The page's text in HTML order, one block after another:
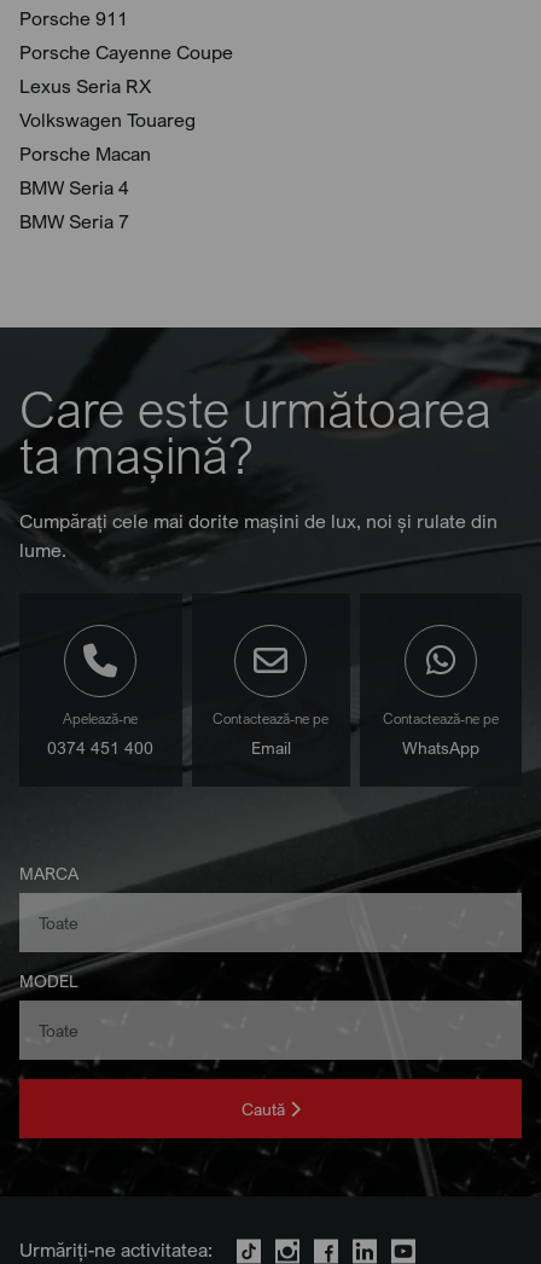
Porsche 911
Porsche Cayenne Coupe
Lexus Seria RX
Volkswagen Touareg
Porsche Macan
BMW Seria 4
BMW Seria 7
Care este următoarea
ta mașină?
Cumpărați cele mai dorite mașini de lux, noi și rulate din
lume.
Apelează-ne
0374 451 400
Contactează-ne pe
Email
Contactează-ne pe
WhatsApp
MARCA
MODEL
Caută
Urmăriți-ne activitatea: